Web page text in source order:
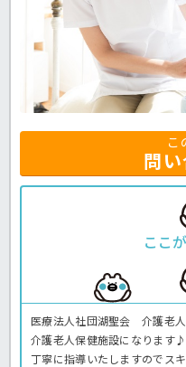
こ
問
ここ
医療法人社団湖聖会 介護老
介護老人保健施設になります
丁寧に指導いたしますのでス